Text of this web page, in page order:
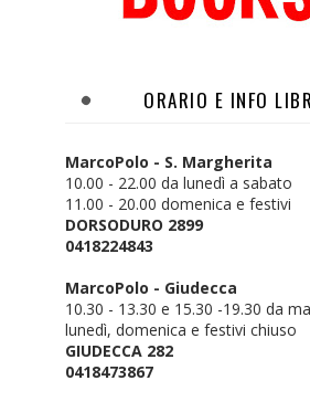
ORARIO E INFO
MarcoPolo - S. Margherita
10.00 - 22.00 da lunedì a sabato
11.00 - 20.00 domenica e festivi
DORSODURO 2899
0418224843
MarcoPolo - Giudecca
10.30 - 13.30 e 15.30 -19.30 da
lunedì, domenica e festivi chiuso
GIUDECCA 282
0418473867